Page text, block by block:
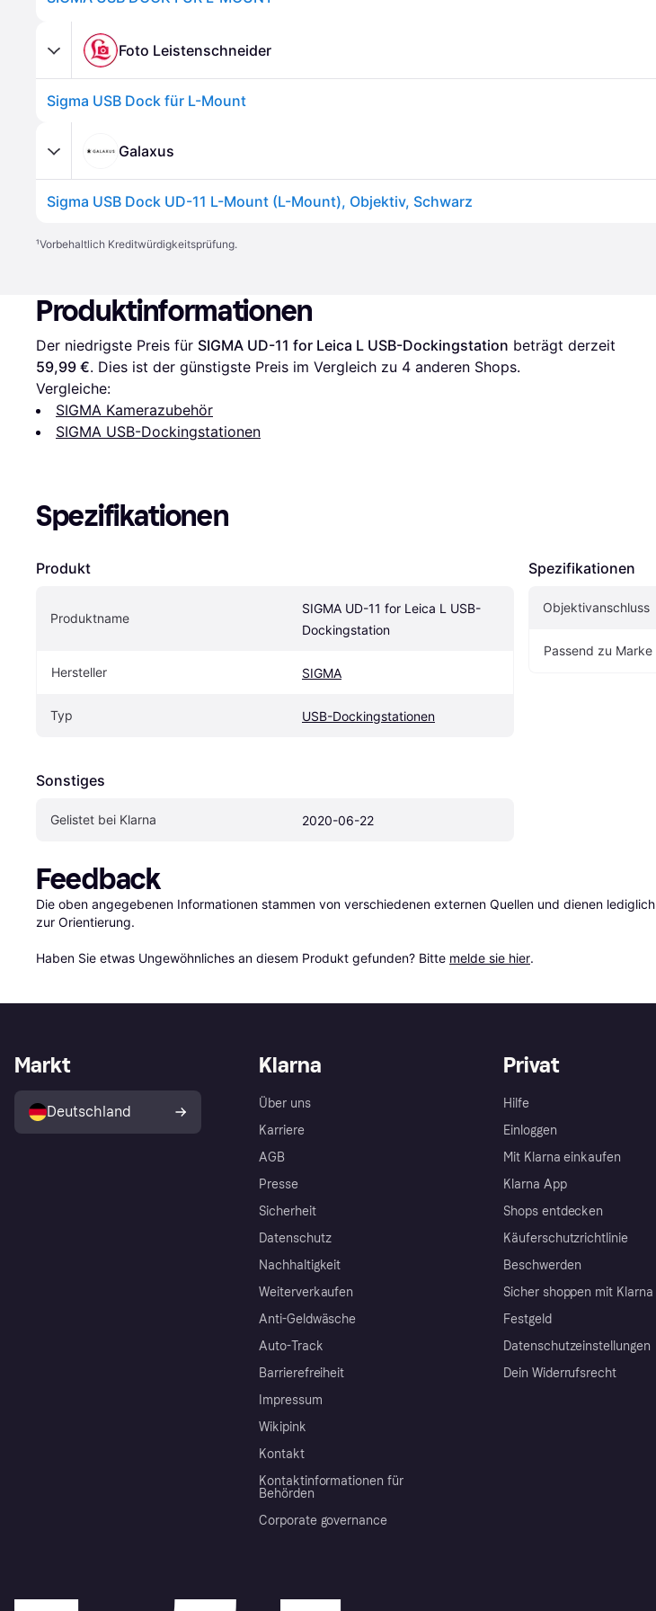
Foto Leistenschneider
Sigma USB Dock für L-Mount
Galaxus
Sigma USB Dock UD-11 L-Mount (L-Mount), Objektiv, Schwarz
¹Vorbehaltlich Kreditwürdigkeitsprüfung.
Produktinformationen
Der niedrigste Preis für SIGMA UD-11 for Leica L USB-Dockingstation
59,99 €. Dies ist der günstigste Preis im Vergleich zu 4 anderen Shops.
Vergleiche:
SIGMA Kamerazubehör
SIGMA USB-Dockingstationen
Spezifikationen
Produkt
Produktname
SIGMA UD-11 for Leica L USB-
Dockingstation
Hersteller SIGMA
Typ USB-Dockingstationen
Sonstiges
Gelistet bei Klarna 2020-06-22
Spezifikationen
Objektivanschluss
Passend zu Marke
Feedback
Die oben angegebenen Informationen stammen von verschiedenen externen Quellen und dienen lediglich
zur Orientierung.
Haben Sie etwas Ungewöhnliches an diesem Produkt gefunden? Bitte melde sie hier.
Klarna
Über uns
Karriere
AGB
Presse
Sicherheit
Datenschutz
Nachhaltigkeit
Weiterverkaufen
Anti-Geldwäsche
Auto-Track
Barrierefreiheit
Impressum
Wikipink
Kontakt
Kontaktinformationen für
Behörden
Corporate governance
Privat
Hilfe
Einloggen
Mit Klarna einkaufen
Klarna App
Shops entdecken
Käuferschutzrichtlinie
Beschwerden
Sicher shoppen mit Klarna
Festgeld
Datenschutzeinstellungen
Dein Widerrufsrecht
Markt
Deutschland